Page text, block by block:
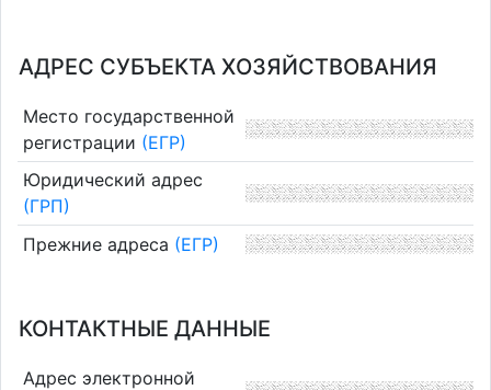
АДРЕС СУБЪЕКТА ХОЗЯЙСТВОВАНИЯ
Место государственной
регистрации (ЕГР)
Юридический адрес
(ГРП)
Прежние адреса (ЕГР)
КОНТАКТНЫЕ ДАННЫЕ
Адрес электронной